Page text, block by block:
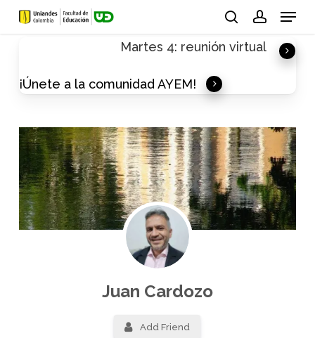
Skip
Menu
Martes 4: reunión virtual
¡Únete a la comunidad AYEM!
Juan Cardozo
Add Friend